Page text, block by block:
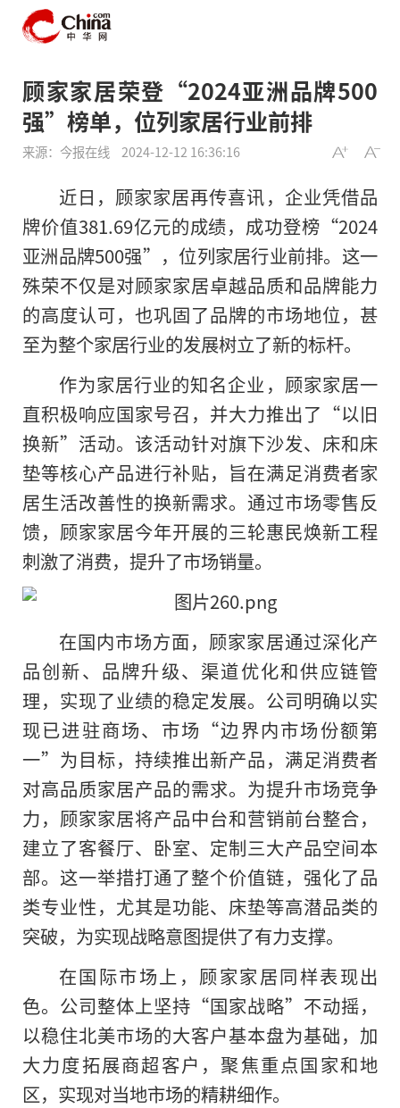
顾家家居荣登“2024亚洲品牌500
强”榜单，位列家居行业前排
来源：今报在线 2024-12-12 16:36:16
近日，顾家家居再传喜讯，企业凭借品
牌价值381.69亿元的成绩，成功登榜“2024
亚洲品牌500强”，位列家居行业前排。这一
殊荣不仅是对顾家家居卓越品质和品牌能力
的高度认可，也巩固了品牌的市场地位，甚
至为整个家居行业的发展树立了新的标杆。
作为家居行业的知名企业，顾家家居一
直积极响应国家号召，并大力推出了“以旧
换新”活动。该活动针对旗下沙发、床和床
垫等核心产品进行补贴，旨在满足消费者家
居生活改善性的换新需求。通过市场零售反
馈，顾家家居今年开展的三轮惠民焕新工程
刺激了消费，提升了市场销量。
在国内市场方面，顾家家居通过深化产
品创新、品牌升级、渠道优化和供应链管
理，实现了业绩的稳定发展。公司明确以实
现已进驻商场、市场“边界内市场份额第
一”为目标，持续推出新产品，满足消费者
对高品质家居产品的需求。为提升市场竞争
力，顾家家居将产品中台和营销前台整合，
建立了客餐厅、卧室、定制三大产品空间本
部。这一举措打通了整个价值链，强化了品
类专业性，尤其是功能、床垫等高潜品类的
突破，为实现战略意图提供了有力支撑。
在国际市场上，顾家家居同样表现出
色。公司整体上坚持“国家战略”不动摇，
以稳住北美市场的大客户基本盘为基础，加
大力度拓展商超客户，聚焦重点国家和地
区，实现对当地市场的精耕细作。